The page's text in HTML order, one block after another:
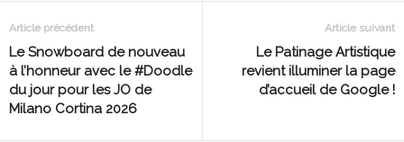
Article précédent
Le Snowboard de nouveau
à l’honneur avec le #Doodle
du jour pour les JO de
Milano Cortina 2026
Article suivant
Le Patinage Artistique
revient illuminer la page
d’accueil de Google !